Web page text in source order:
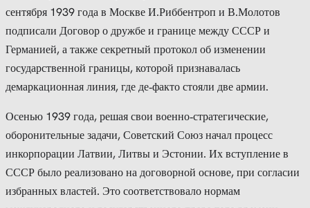
сентября 1939 года в Москве И.Риббентроп и В.Молотов
подписали Договор о дружбе и границе между СССР и
Германией, а также секретный протокол об изменении
государственной границы, которой признавалась
демаркационная линия, где де‑факто стояли две армии.
Осенью 1939 года, решая свои военно‑стратегические,
оборонительные задачи, Советский Союз начал процесс
инкорпорации Латвии, Литвы и Эстонии. Их вступление в
СССР было реализовано на договорной основе, при согласии
избранных властей. Это соответствовало нормам